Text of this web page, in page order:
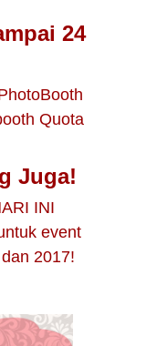
24
Quota
Juga!
INI
event
2017!